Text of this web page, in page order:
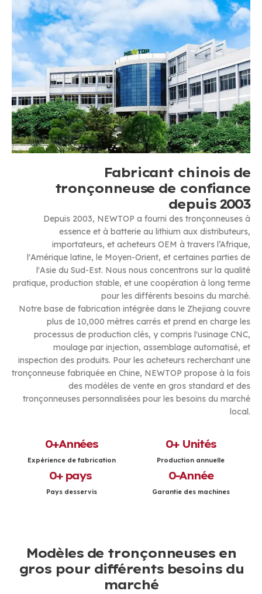
Fabricant chinois de
tronçonneuse de confiance
depuis 2003
Depuis 2003, NEWTOP a fourni des tronçonneuses à
essence et à batterie au lithium aux distributeurs,
importateurs, et acheteurs OEM à travers l’Afrique,
l'Amérique latine, le Moyen-Orient, et certaines parties de
l'Asie du Sud-Est. Nous nous concentrons sur la qualité
pratique, production stable, et une coopération à long terme
pour les différents besoins du marché.
Notre base de fabrication intégrée dans le Zhejiang couvre
plus de 10,000 mètres carrés et prend en charge les
processus de production clés, y compris l'usinage CNC,
moulage par injection, assemblage automatisé, et
inspection des produits. Pour les acheteurs recherchant une
tronçonneuse fabriquée en Chine, NEWTOP propose à la fois
des modèles de vente en gros standard et des
tronçonneuses personnalisées pour les besoins du marché
local.
Expérience de fabrication
0+Années
Production annuelle
0+ Unités
Pays desservis
0+ pays
Garantie des machines
0-Année
Modèles de tronçonneuses en
gros pour différents besoins du
marché